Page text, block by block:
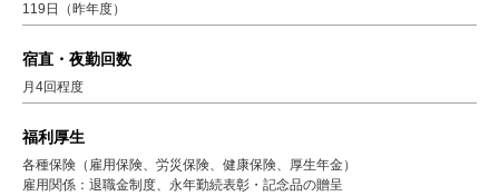
119日（昨年度）
宿直・夜勤回数
月4回程度
福利厚生
各種保険（雇用保険、労災保険、健康保険、厚生年金）
雇用関係：退職金制度、永年勤続表彰・記念品の贈呈